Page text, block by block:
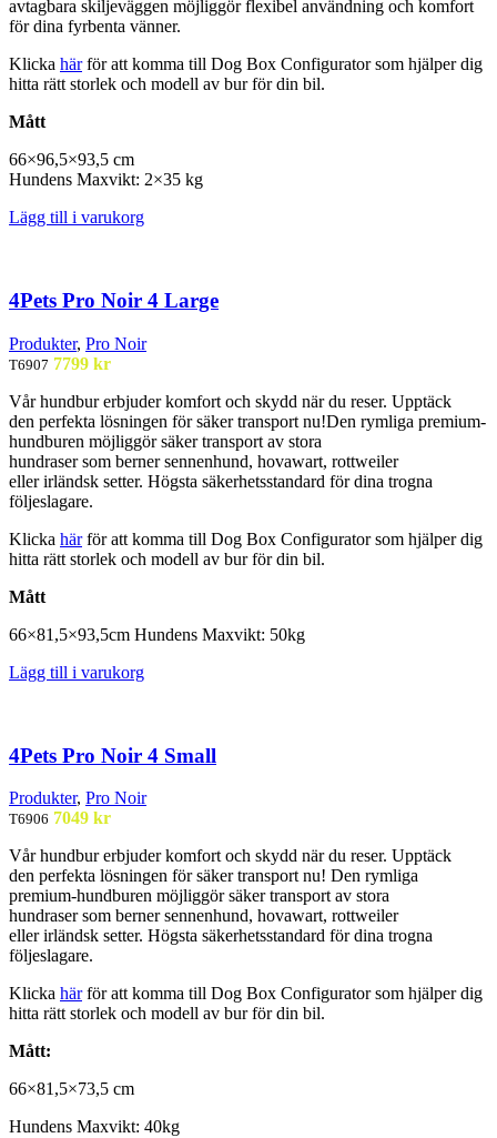
avtagbara skiljeväggen möjliggör flexibel användning och komfort
fördina fyrbenta vänner.
Klicka härför att komma till Dog Box Configurator som hjälper dig
hitta rätt storlek och modell av bur för din bil.
Mått
66×96,5×93,5 cm
Hundens Maxvikt: 2×35 kg
Lägg till i varukorg
4Pets Pro Noir 4 Large
Produkter, Pro Noir
T6907 7799 kr
Vårhundburerbjuder komfort och skydd när du reser. Upptäck
den perfekta lösningen för säkertransport nu!Den rymliga premium-
hundburen möjliggör säkertransport av stora
hundrasersom berner sennenhund, hovawart, rottweiler
ellerirländsk setter. Högsta säkerhetsstandard för dina trogna
följeslagare.
Klicka härför att komma till Dog Box Configurator som hjälper dig
hitta rätt storlek och modell av bur för din bil.
Mått
66×81,5×93,5cm Hundens Maxvikt: 50kg
Lägg till i varukorg
4Pets Pro Noir 4 Small
Produkter, Pro Noir
T6906 7049 kr
Vårhundburerbjuder komfort och skydd när du reser. Upptäck
den perfekta lösningen för säkertransport nu! Den rymliga
premium-hundburen möjliggör säkertransport av stora
hundrasersom berner sennenhund, hovawart, rottweiler
ellerirländsk setter. Högsta säkerhetsstandard för dina trogna
följeslagare.
Klicka härför att komma till Dog Box Configurator som hjälper dig
hitta rätt storlek och modell av bur för din bil.
Mått:
66×81,5×73,5 cm
Hundens Maxvikt: 40kg